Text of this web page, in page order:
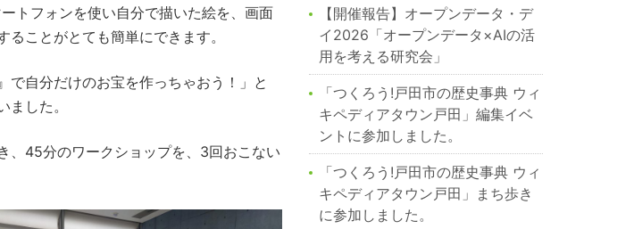
トフォンを使い自分で描いた絵を、画面
ことがとても簡単にできます。
自分だけのお宝を作っちゃおう！」と
した。
、45分のワークショップを、3回おこない
【開催報告】オープンデータ・デ
イ2026「オープンデータ×AIの活
用を考える研究会」
「つくろう!戸田市の歴史事典 ウィ
キペディアタウン戸田」編集イベ
ントに参加しました。
「つくろう!戸田市の歴史事典 ウィ
キペディアタウン戸田」まち歩き
に参加しました。